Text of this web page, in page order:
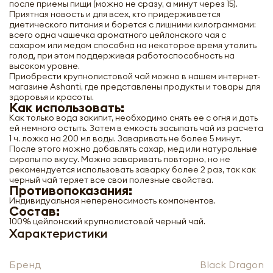
после приемы пищи (можно не сразу, а минут через 15).
Приятная новость и для всех, кто придерживается
диетического питания и борется с лишними килограммами:
всего одна чашечка ароматного цейлонского чая с
сахаром или медом способна на некоторое время утолить
голод, при этом поддерживая работоспособность на
высоком уровне.
Приобрести крупнолистовой чай можно в нашем интернет-
магазине Ashanti, где представлены продукты и товары для
здоровья и красоты.
Как использовать:
Как только вода закипит, необходимо снять ее с огня и дать
ей немного остыть. Затем в емкость засыпать чай из расчета
1 ч. ложка на 200 мл воды. Заваривать не более 5 минут.
После этого можно добавлять сахар, мед или натуральные
сиропы по вкусу. Можно заваривать повторно, но не
рекомендуется использовать заварку более 2 раз, так как
черный чай теряет все свои полезные свойства.
Противопоказания:
Индивидуальная непереносимость компонентов.
Состав:
100% цейлонский крупнолистовой черный чай.
Характеристики
Бренд Black Dragon
Крупнолистовой чай черный
цейлонский (black tea) Continent
Ceylon | Континент Цейлон 80г
- +
Нажимая кнопку «Оформить», я даю своё согласие